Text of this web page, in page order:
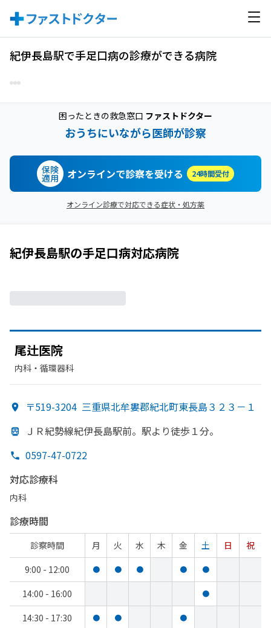
紀伊長島駅で手足口病の診療ができる病院
困ったときの救急窓口 ファストドクター
おうちにいながら医師が診察
保険
適用 オンラインで診察を受ける 24時間受付
オンライン診療で対応できる症状・処方薬
紀伊長島駅の手足口病対応病院
尾辻医院
内科・​循環器科
〒519-3204 三重県北牟婁郡紀北町東長島３２３－１
ＪＲ紀勢線紀伊長島駅前。 駅より徒歩１分。
0597-47-0722
対応診療科
内科
診療時間
診察時間 月 火 水 木 金 土 日
祝
9:00 - 12:00
● ● ● ● ●
14:00 - 16:00 ●
14:30 - 17:30 ● ● ●